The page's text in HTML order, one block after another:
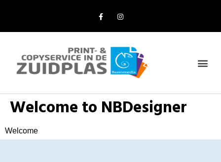
Welcome to NBDesigner
Welcome